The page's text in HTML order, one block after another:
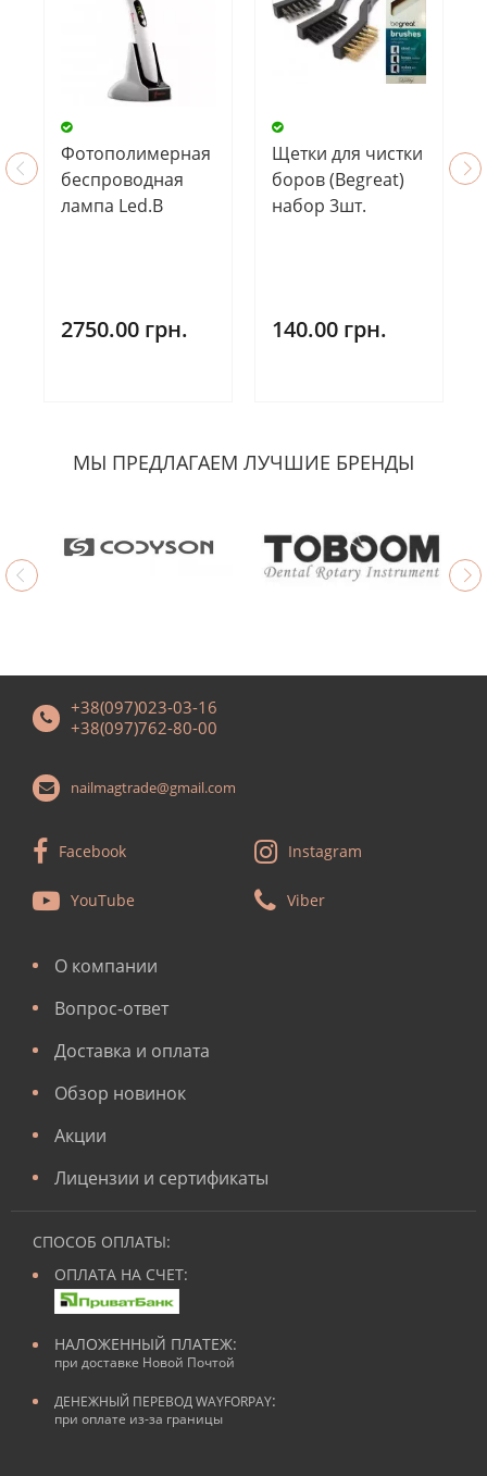
Фотополимерная
беспроводная
лампа Led.B
2750.00 грн.
Щетки для чистки
боров (Begreat)
набор 3шт.
140.00 грн.
МЫ ПРЕДЛАГАЕМ ЛУЧШИЕ БРЕНДЫ
+38(097)023-03-16
+38(097)762-80-00
nailmagtrade@gmail.com
Facebook Instagram
YouTube Viber
О компании
Вопрос-ответ
Доставка и оплата
Обзор новинок
Акции
Лицензии и сертификаты
СПОСОБ ОПЛАТЫ:
ОПЛАТА НА СЧЕТ:
НАЛОЖЕННЫЙ ПЛАТЕЖ:
при доставке Новой Почтой
ДЕНЕЖНЫЙ ПЕРЕВОД WAYFORPAY:
при оплате из-за границы